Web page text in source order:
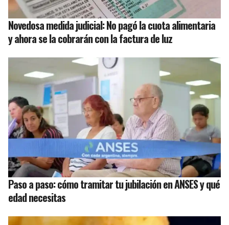
Novedosa medida judicial: No pagó la cuota alimentaria
y ahora se la cobrarán con la factura de luz
Paso a paso: cómo tramitar tu jubilación en ANSES y qué
edad necesitas